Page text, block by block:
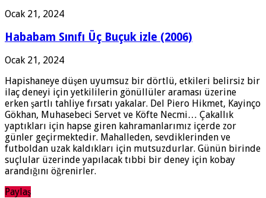
Ocak 21, 2024
Hababam Sınıfı Üç Buçuk izle (2006)
Ocak 21, 2024
Hapishaneye düşen uyumsuz bir dörtlü, etkileri belirsiz bir
ilaç deneyi için yetkililerin gönüllüler araması üzerine
erken şartlı tahliye fırsatı yakalar. Del Piero Hikmet, Kayinço
Gökhan, Muhasebeci Servet ve Köfte Necmi… Çakallık
yaptıkları için hapse giren kahramanlarımız içerde zor
günler geçirmektedir. Mahalleden, sevdiklerinden ve
futboldan uzak kaldıkları için mutsuzdurlar. Günün birinde
suçlular üzerinde yapılacak tıbbi bir deney için kobay
arandığını öğrenirler.
Paylaş